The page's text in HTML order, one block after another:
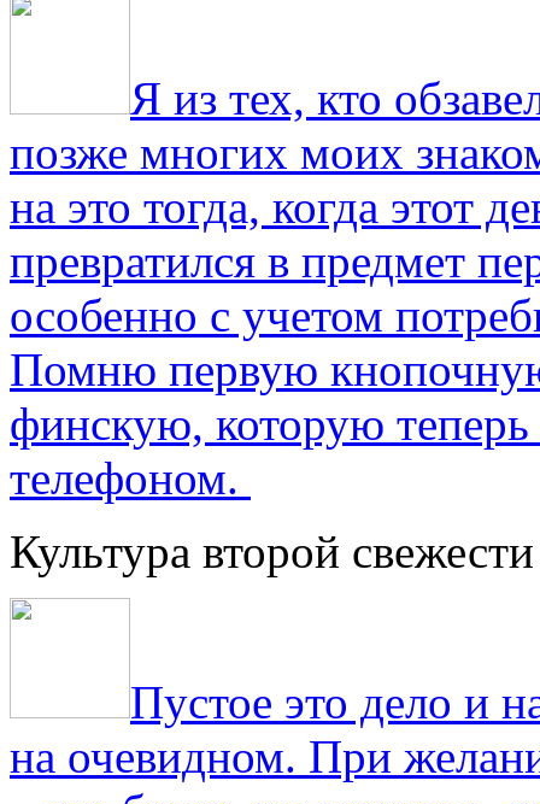
Я из тех, кто
позже многих моих
на это тогда, когда этот
превратился в предмет
особенно с учетом
Помню первую
финскую, которую
телефоном.
Культура второй свежести
Пустое это дело и
на очевидном. При